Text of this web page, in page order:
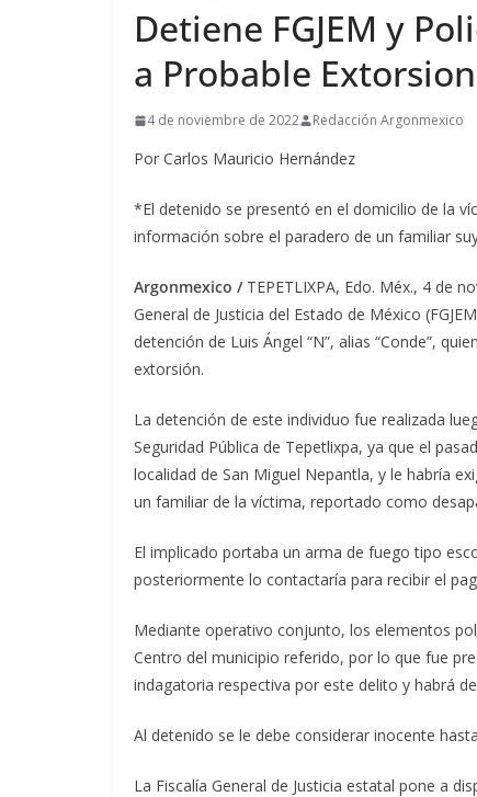
Detiene FGJEM y
a Probable
4 de noviembre de 2022 Redacción Argonmexico
Por Carlos Mauricio Hernández
*El detenido se presentó en el domicilio de la
información sobre el paradero de un familiar
Argonmexico / TEPETLIXPA, Edo. Méx., 4 de
General de Justicia del Estado de México
detención de Luis Ángel “N”, alias “Conde”,
extorsión.
La detención de este individuo fue realizada
Seguridad Pública de Tepetlixpa, ya que el
localidad de San Miguel Nepantla, y le habría
un familiar de la víctima, reportado como
El implicado portaba un arma de fuego tipo
posteriormente lo contactaría para recibir el
Mediante operativo conjunto, los elementos
Centro del municipio referido, por lo que fue
indagatoria respectiva por este delito y habrá
Al detenido se le debe considerar inocente
La Fiscalía General de Justicia estatal pone a